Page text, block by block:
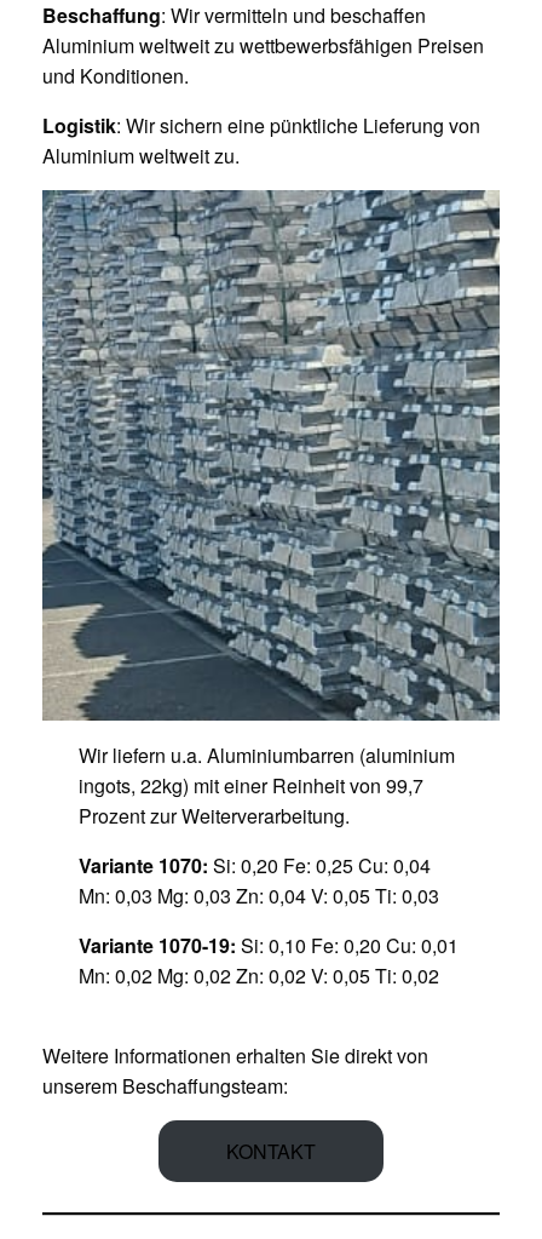
Beschaffung: Wir vermitteln und beschaffen
Aluminium weltweit zu wettbewerbsfähigen Preisen
und Konditionen.
Logistik: Wir sichern eine pünktliche Lieferung von
Aluminium weltweit zu.
Wir liefern u.a. Aluminiumbarren (aluminium
ingots, 22kg) mit einer Reinheit von 99,7
Prozent zur Weiterverarbeitung.
Variante 1070:Si: 0,20 Fe: 0,25 Cu: 0,04
Mn: 0,03 Mg: 0,03 Zn: 0,04 V: 0,05 Ti: 0,03
Variante 1070-19: Si: 0,10 Fe: 0,20 Cu: 0,01
Mn: 0,02 Mg: 0,02 Zn: 0,02 V: 0,05 Ti: 0,02
Weitere Informationen erhalten Sie direkt von
unserem Beschaffungsteam:
KONTAKT